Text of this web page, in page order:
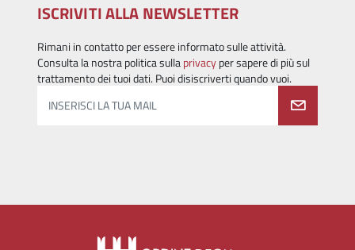
ISCRIVITI ALLA NEWSLETTER
Rimani in contatto per essere informato sulle attività.
Consulta la nostra politica sullaprivacyper sapere di più sul
trattamento dei tuoi dati. Puoi disiscriverti quando vuoi.
INSERISCI LA TUA MAIL